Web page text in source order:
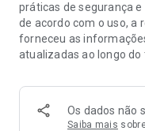
práticas de segurança
de acordo com o uso, a
forneceu as
atualizadas ao longo do
Os dados não
Saiba mais